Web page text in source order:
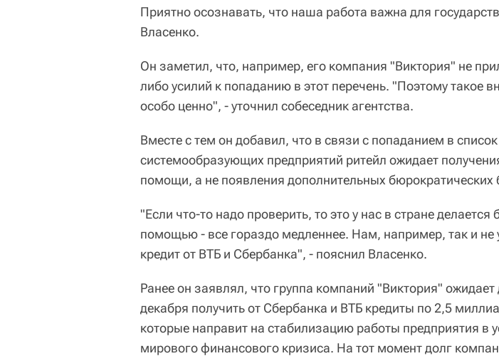
Приятно осознавать, что наша работа важна для
Власенко.
Он заметил, что, например, его компания "Виктория" не
либо усилий к попаданию в этот перечень. "Поэтому такое
особо ценно", - уточнил собеседник агентства.
Вместе с тем он добавил, что в связи с попаданием в список
системообразующих предприятий ритейл ожидает
помощи, а не появления дополнительных бюрократических
"Если что-то надо проверить, то это у нас в стране делается
помощью - все гораздо медленнее. Нам, например, так и не
кредит от ВТБ и Сбербанка", - пояснил Власенко.
Ранее он заявлял, что группа компаний "Виктория"
декабря получить от Сбербанка и ВТБ кредиты по 2,5
которые направит на стабилизацию работы предприятия в
мирового финансового кризиса. На тот момент долг